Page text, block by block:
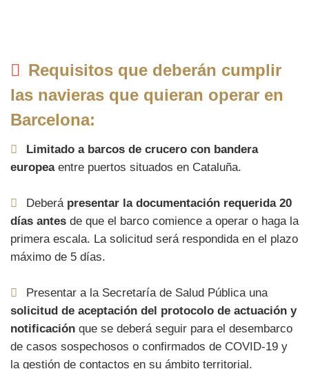
Requisitos que deberán cumplir
las navieras que quieran operar en
Barcelona:
Limitado a barcos de crucero con bandera
europeaentre puertos situados en Cataluña.
Deberá presentar la documentación requerida 20
días antes de que el barco comience a operar o haga la
primera escala. La solicitud será respondida en el plazo
máximo de 5 días.
Presentar a la Secretaría de Salud Pública una
solicitud de aceptación del protocolo de actuación y
notificación que se deberá seguir para el desembarco
de casos sospechosos o confirmados de COVID-19 y
la gestión de contactos en su ámbito territorial.